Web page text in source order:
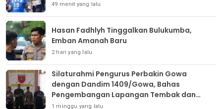
49 menit yang lalu
Hasan Fadhlyh Tinggalkan Bulukumba,
Emban Amanah Baru
2 hari yang lalu
Silaturahmi Pengurus Perbakin Gowa
dengan Dandim 1409/Gowa, Bahas
Pengembangan Lapangan Tembak dan
Pembinaan Atlet
1 minggu yang lalu